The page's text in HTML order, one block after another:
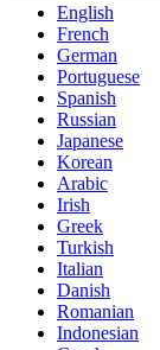
English
French
German
Portuguese
Spanish
Russian
Japanese
Korean
Arabic
Irish
Greek
Turkish
Italian
Danish
Romanian
Indonesian